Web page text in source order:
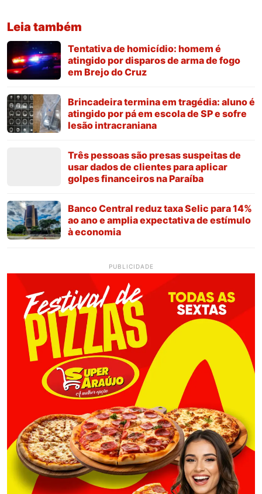
Leia também
Tentativa de homicídio: homem é
atingido por disparos de arma de fogo
em Brejo do Cruz
Brincadeira termina em tragédia: aluno é
atingido por pá em escola de SP e sofre
lesão intracraniana
Três pessoas são presas suspeitas de
usar dados de clientes para aplicar
golpes financeiros na Paraíba
Banco Central reduz taxa Selic para 14%
ao ano e amplia expectativa de estímulo
à economia
PUBLICIDADE